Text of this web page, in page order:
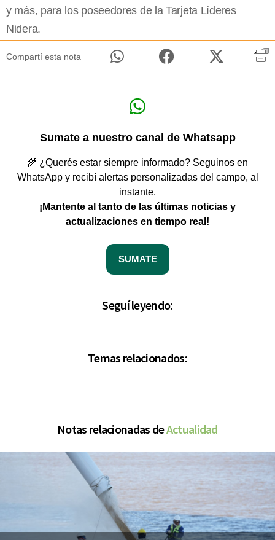
y más, para los poseedores de la Tarjeta Líderes
Nidera.
Compartí esta nota
Sumate a nuestro canal de Whatsapp
🌾 ¿Querés estar siempre informado? Seguinos en
WhatsApp y recibí alertas personalizadas del campo, al
instante.
¡Mantente al tanto de las últimas noticias y
actualizaciones en tiempo real!
SUMATE
Seguí leyendo:
Temas relacionados:
Notas relacionadas deActualidad